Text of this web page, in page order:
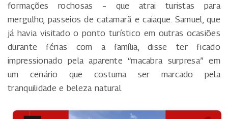
formações rochosas – que atrai turistas para
mergulho, passeios de catamarã e caiaque. Samuel, que
já havia visitado o ponto turístico em outras ocasiões
durante férias com a família, disse ter ficado
impressionado pela aparente “macabra surpresa” em
um cenário que costuma ser marcado pela
tranquilidade e beleza natural.